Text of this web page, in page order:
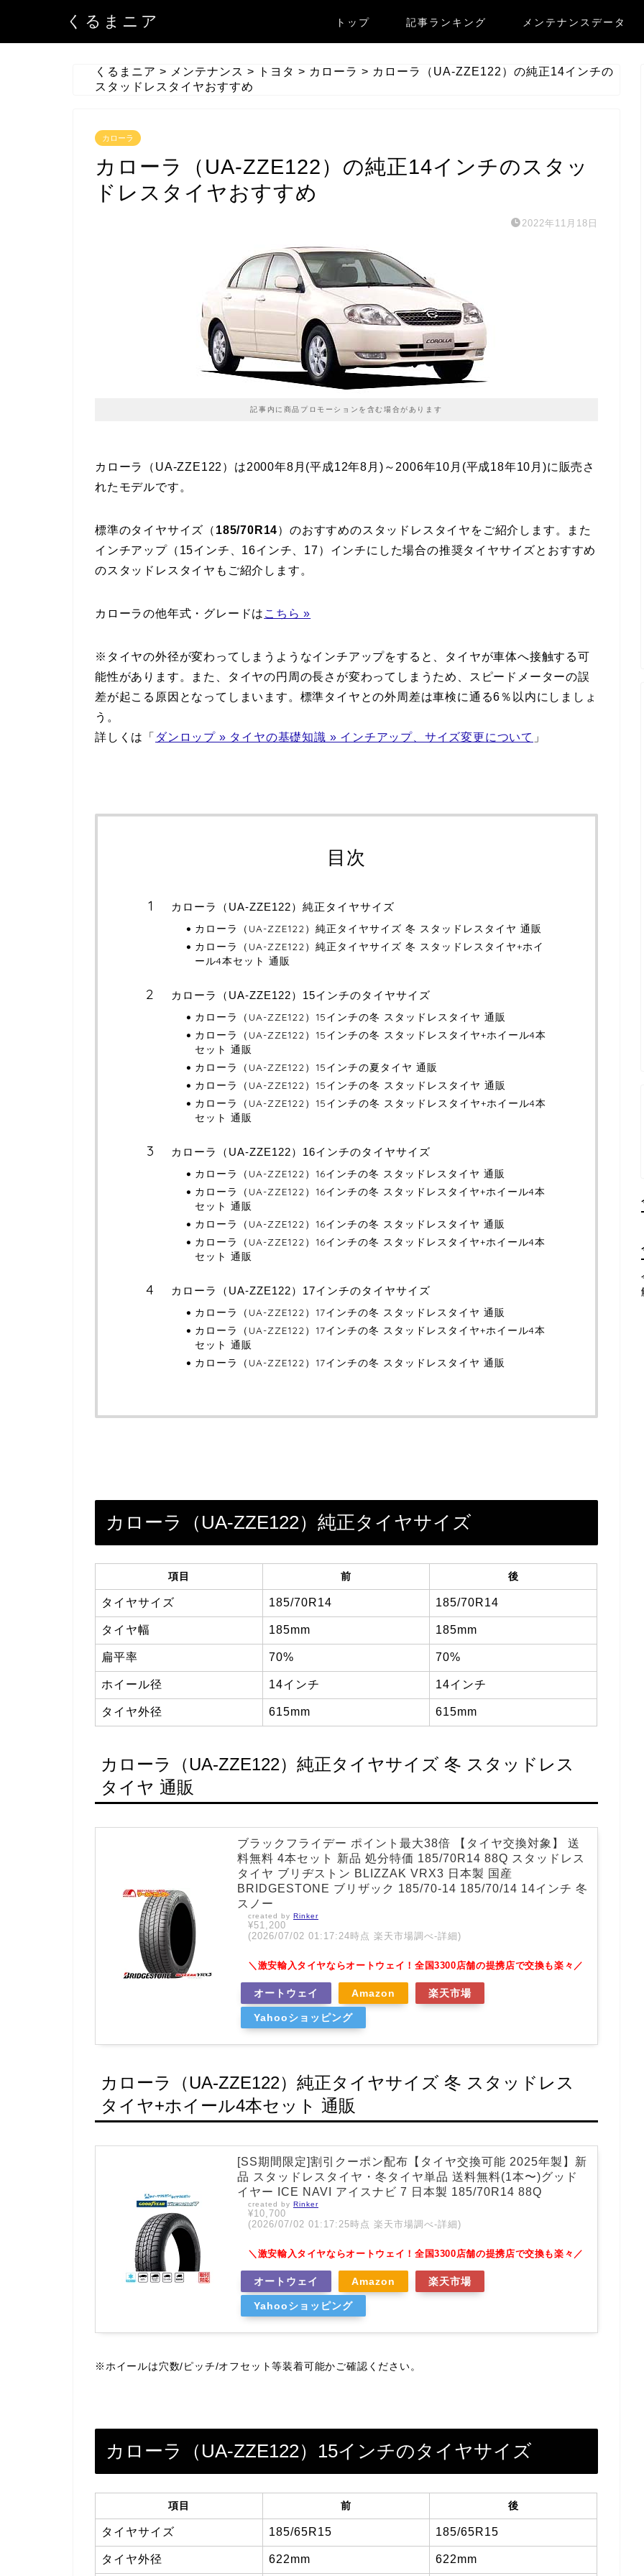
くるまニア トップ 記事ランキング メンテナンスデータ
くるまニア > メンテナンス > トヨタ > カローラ > カローラ（UA-ZZE122）の純正14インチの
スタッドレスタイヤおすすめ
カローラ
カローラ（UA-ZZE122）の純正14インチのスタッ
ドレスタイヤおすすめ
2022年11月18日
記事内に商品プロモーションを含む場合があります
カローラ（UA-ZZE122）は2000年8月(平成12年8月)～2006年10月(平成18年10月)に販売さ
れたモデルです。
標準のタイヤサイズ（ 185/70R14）のおすすめのスタッドレスタイヤをご紹介します。また
インチアップ（15インチ、16インチ、17）インチにした場合の推奨タイヤサイズとおすすめ
のスタッドレスタイヤもご紹介します。
カローラの他年式・グレードは こちら »
※タイヤの外径が変わってしまうようなインチアップをすると、タイヤが車体へ接触する可
能性があります。また、タイヤの円周の長さが変わってしまうため、スピードメーターの誤
差が起こる原因となってしまいます。標準タイヤとの外周差は車検に通る6％以内にしましょ
う。
詳しくは「 ダンロップ » タイヤの基礎知識 » インチアップ、サイズ変更について 」
目次
カローラ（UA-ZZE122）純正タイヤサイズ
カローラ（UA-ZZE122）純正タイヤサイズ 冬 スタッドレスタイヤ 通販
カローラ（UA-ZZE122）純正タイヤサイズ 冬 スタッドレスタイヤ+ホイ
ール4本セット 通販
カローラ（UA-ZZE122）15インチのタイヤサイズ
カローラ（UA-ZZE122）15インチの冬 スタッドレスタイヤ 通販
カローラ（UA-ZZE122）15インチの冬 スタッドレスタイヤ+ホイール4本
セット 通販
カローラ（UA-ZZE122）15インチの夏タイヤ 通販
カローラ（UA-ZZE122）15インチの冬 スタッドレスタイヤ 通販
カローラ（UA-ZZE122）15インチの冬 スタッドレスタイヤ+ホイール4本
セット 通販
カローラ（UA-ZZE122）16インチのタイヤサイズ
カローラ（UA-ZZE122）16インチの冬 スタッドレスタイヤ 通販
カローラ（UA-ZZE122）16インチの冬 スタッドレスタイヤ+ホイール4本
セット 通販
カローラ（UA-ZZE122）16インチの冬 スタッドレスタイヤ 通販
カローラ（UA-ZZE122）16インチの冬 スタッドレスタイヤ+ホイール4本
セット 通販
カローラ（UA-ZZE122）17インチのタイヤサイズ
カローラ（UA-ZZE122）17インチの冬 スタッドレスタイヤ 通販
カローラ（UA-ZZE122）17インチの冬 スタッドレスタイヤ+ホイール4本
セット 通販
カローラ（UA-ZZE122）17インチの冬 スタッドレスタイヤ 通販
カローラ（UA-ZZE122）純正タイヤサイズ
項目 前 後
タイヤサイズ 185/70R14 185/70R14
タイヤ幅 185mm 185mm
扁平率 70% 70%
ホイール径 14インチ 14インチ
タイヤ外径 615mm 615mm
カローラ（UA-ZZE122）純正タイヤサイズ 冬 スタッドレス
タイヤ 通販
ブラックフライデー ポイント最大38倍 【タイヤ交換対象】 送
料無料 4本セット 新品 処分特価 185/70R14 88Q スタッドレス
タイヤ ブリヂストン BLIZZAK VRX3 日本製 国産
BRIDGESTONE ブリザック 185/70-14 185/70/14 14インチ 冬
スノー
created by Rinker
¥51,200
(2026/07/02 01:17:24時点 楽天市場調べ-詳細)
＼激安輸入タイヤならオートウェイ！全国3300店舗の提携店で交換も楽々／
オートウェイ Amazon 楽天市場
Yahooショッピング
カローラ（UA-ZZE122）純正タイヤサイズ 冬 スタッドレス
タイヤ+ホイール4本セット 通販
[SS期間限定]割引クーポン配布【タイヤ交換可能 2025年製】新
品 スタッドレスタイヤ・冬タイヤ単品 送料無料(1本〜)グッド
イヤー ICE NAVI アイスナビ 7 日本製 185/70R14 88Q
created by Rinker
¥10,700
(2026/07/02 01:17:25時点 楽天市場調べ-詳細)
＼激安輸入タイヤならオートウェイ！全国3300店舗の提携店で交換も楽々／
オートウェイ Amazon 楽天市場
Yahooショッピング
※ホイールは穴数/ピッチ/オフセット等装着可能かご確認ください。
カローラ（UA-ZZE122）15インチのタイヤサイズ
項目 前 後
タイヤサイズ 185/65R15 185/65R15
タイヤ外径 622mm 622mm